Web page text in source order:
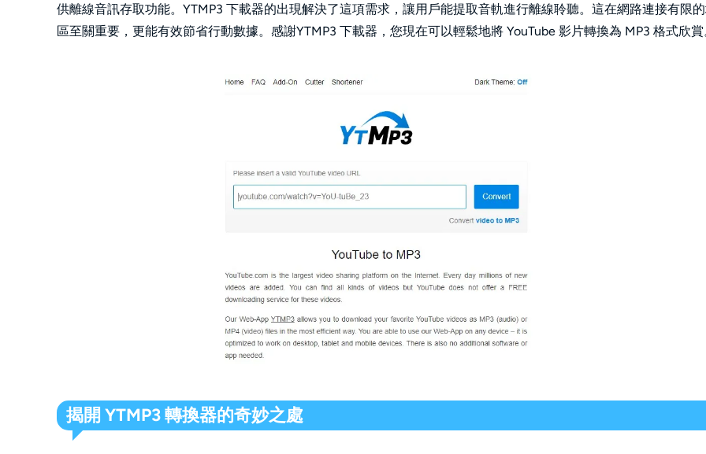
供離線音訊存取功能。YTMP3 下載器的出現解決了這項需求，讓用戶能提取音軌進行離線聆聽。這在網路連接有限
區至關重要，更能有效節省行動數據。感謝YTMP3 下載器，您現在可以輕鬆地將 YouTube 影片轉換為 MP3 格式欣
揭開 YTMP3 轉換器的奇妙之處